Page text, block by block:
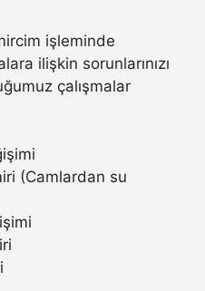
işleminde
ilişkin sorunlarınızı
çalışmalar
(Camlardan su